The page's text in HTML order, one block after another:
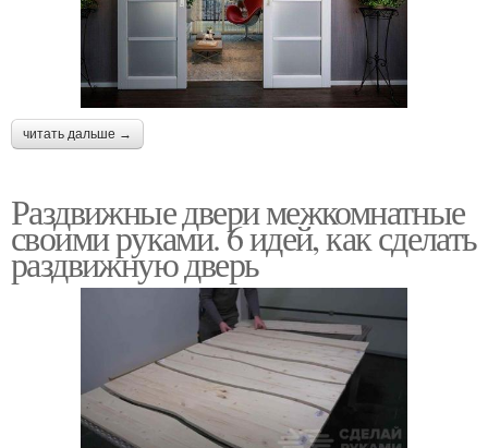
Раздвижные
перегородки
Раздвижные дверцы
Рельсовые системы
читать дальше →
Раздвижные двери межкомнатные
своими руками. 6 идей, как сделать
раздвижную дверь